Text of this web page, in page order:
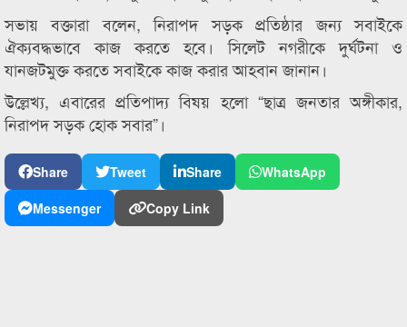
সভায় বক্তারা বলেন, নিরাপদ সড়ক প্রতিষ্ঠার জন্য সবাইকে
ঐক্যবদ্ধভাবে কাজ করতে হবে। সিলেট নগরীকে দুর্ঘটনা ও
যানজটমুক্ত করতে সবাইকে কাজ করার আহবান জানান।
উল্লেখ্য, এবারের প্রতিপাদ্য বিষয় হলো “ছাত্র জনতার অঙ্গীকার,
নিরাপদ সড়ক হোক সবার”।
Share Tweet Share
WhatsApp
Messenger
Copy Link